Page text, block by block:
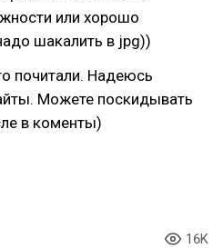
или хорошо
шакалить в jpg))
почитали. Надеюсь
Можете поскидывать
в коменты)
16K